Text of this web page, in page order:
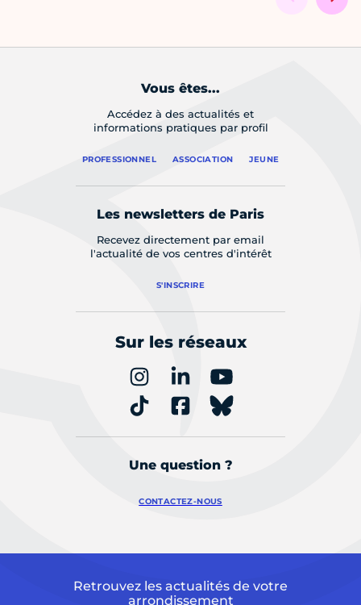
Vous êtes...
Accédez à des actualités et
informations pratiques par profil
PROFESSIONNEL ASSOCIATION JEUNE
Les newsletters de Paris
Recevez directement par email
l'actualité de vos centres d'intérêt
S'INSCRIRE
Sur les réseaux
Une question ?
CONTACTEZ-NOUS
Retrouvez les actualités de votre
arrondissement